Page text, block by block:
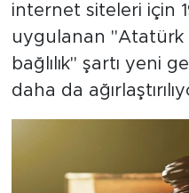
internet siteleri için
uygulanan "Atatürk
bağlılık" şartı yeni
daha da
KÜLTÜR SANAT
YAŞAM